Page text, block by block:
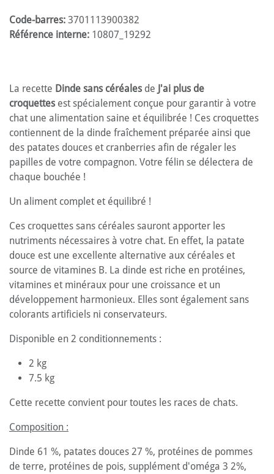
Code-barres: 3701113900382
Référence interne: 10807_19292
La recette Dinde sans céréales de J'ai plus de
croquettes est spécialement conçue pour garantir à votre
chat une alimentation saine et équilibrée ! Ces croquettes
contiennent de la dinde fraîchement préparée ainsi que
des patates douces et cranberries afin de régaler les
papilles de votre compagnon. Votre félin se délectera de
chaque bouchée !
Un aliment complet et équilibré !
Ces croquettes sans céréales sauront apporter les
nutriments nécessaires à votre chat. En effet, la patate
douce est une excellente alternative aux céréales et
source de vitamines B. La dinde est riche en protéines,
vitamines et minéraux pour une croissance et un
développement harmonieux. Elles sont également sans
colorants artificiels ni conservateurs.
Disponible en 2 conditionnements :
2 kg
7.5 kg
Cette recette convient pour toutes les races de chats.
Composition :
Dinde 61 %, patates douces 27 %, protéines de pommes
de terre, protéines de pois, supplément d'oméga 3 2%,